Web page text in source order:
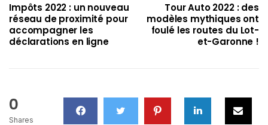
Impôts 2022 : un nouveau
réseau de proximité pour
accompagner les
déclarations en ligne
Tour Auto 2022 : des
modèles mythiques ont
foulé les routes du Lot-
et-Garonne !
0
Shares